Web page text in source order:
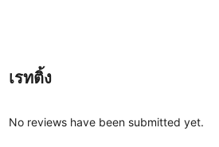
เรทติ้ง
No reviews have been submitted yet.